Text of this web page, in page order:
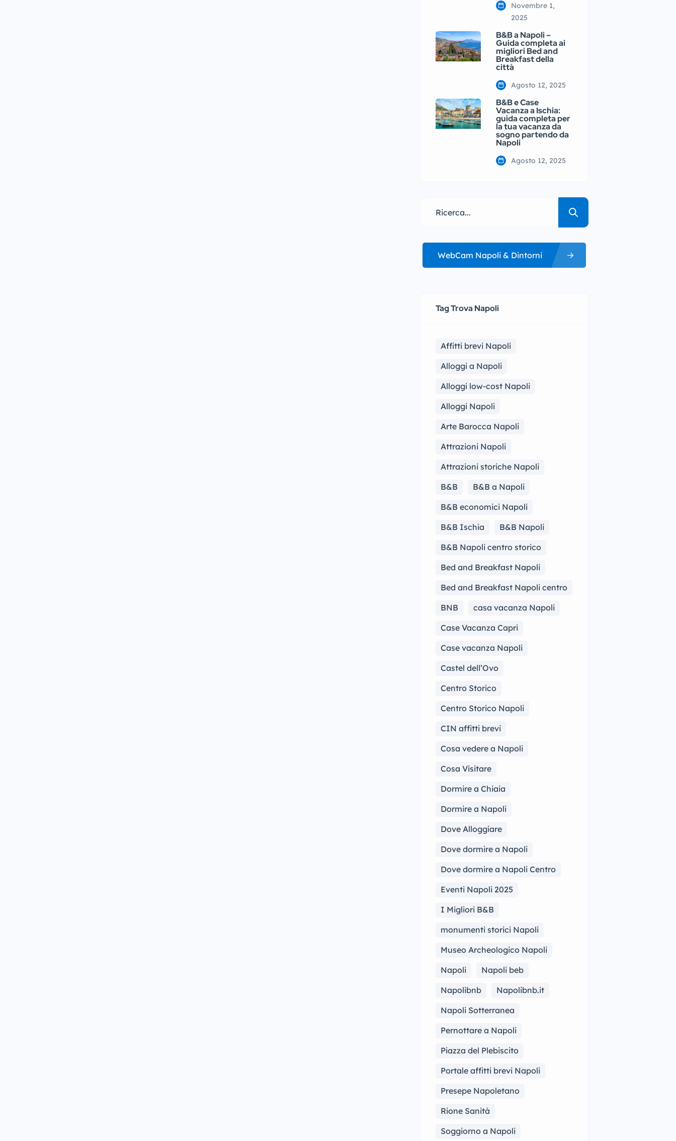
Novembre 1,
2025
B&B a Napoli –
Guida completa ai
migliori Bed and
Breakfast della
città
Agosto 12, 2025
B&B e Case
Vacanza a Ischia:
guida completa per
la tua vacanza da
sogno partendo da
Napoli
Agosto 12, 2025
WebCam Napoli & Dintorni
Tag Trova Napoli
Affitti brevi Napoli
Alloggi a Napoli
Alloggi low-cost Napoli
Alloggi Napoli
Arte Barocca Napoli
Attrazioni Napoli
Attrazioni storiche Napoli
B&B
B&B a Napoli
B&B economici Napoli
B&B Ischia
B&B Napoli
B&B Napoli centro storico
Bed and Breakfast Napoli
Bed and Breakfast Napoli centro
BNB
casa vacanza Napoli
Case Vacanza Capri
Case vacanza Napoli
Castel dell’Ovo
Centro Storico
Centro Storico Napoli
CIN affitti brevi
Cosa vedere a Napoli
Cosa Visitare
Dormire a Chiaia
Dormire a Napoli
Dove Alloggiare
Dove dormire a Napoli
Dove dormire a Napoli Centro
Eventi Napoli 2025
I Migliori B&B
monumenti storici Napoli
Museo Archeologico Napoli
Napoli
Napoli beb
Napolibnb
Napolibnb.it
Napoli Sotterranea
Pernottare a Napoli
Piazza del Plebiscito
Portale affitti brevi Napoli
Presepe Napoletano
Rione Sanità
Soggiorno a Napoli